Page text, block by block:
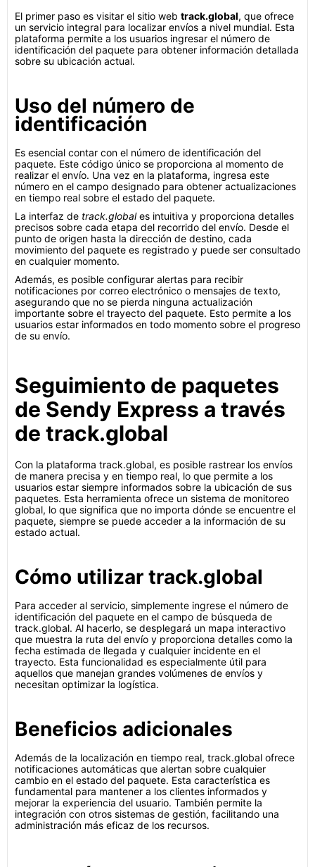
El primer paso es visitar el sitio web track.global, que ofrece
un servicio integral para localizar envíos a nivel mundial. Esta
plataforma permite a los usuarios ingresar el número de
identificación del paquete para obtener información detallada
sobre su ubicación actual.
Uso del número de
identificación
Es esencial contar con el número de identificación del
paquete. Este código único se proporciona al momento de
realizar el envío. Una vez en la plataforma, ingresa este
número en el campo designado para obtener actualizaciones
en tiempo real sobre el estado del paquete.
La interfaz de track.globales intuitiva y proporciona detalles
precisos sobre cada etapa del recorrido del envío. Desde el
punto de origen hasta la dirección de destino, cada
movimiento del paquete es registrado y puede ser consultado
en cualquier momento.
Además, es posible configurar alertas para recibir
notificaciones por correo electrónico o mensajes de texto,
asegurando que no se pierda ninguna actualización
importante sobre el trayecto del paquete. Esto permite a los
usuarios estar informados en todo momento sobre el progreso
de su envío.
Seguimiento de paquetes
de Sendy Express a través
de track.global
Con la plataforma track.global, es posible rastrear los envíos
de manera precisa y en tiempo real, lo que permite a los
usuarios estar siempre informados sobre la ubicación de sus
paquetes. Esta herramienta ofrece un sistema de monitoreo
global, lo que significa que no importa dónde se encuentre el
paquete, siempre se puede acceder a la información de su
estado actual.
Cómo utilizar track.global
Para acceder al servicio, simplemente ingrese el número de
identificación del paquete en el campo de búsqueda de
track.global. Al hacerlo, se desplegará un mapa interactivo
que muestra la ruta del envío y proporciona detalles como la
fecha estimada de llegada y cualquier incidente en el
trayecto. Esta funcionalidad es especialmente útil para
aquellos que manejan grandes volúmenes de envíos y
necesitan optimizar la logística.
Beneficios adicionales
Además de la localización en tiempo real, track.global ofrece
notificaciones automáticas que alertan sobre cualquier
cambio en el estado del paquete. Esta característica es
fundamental para mantener a los clientes informados y
mejorar la experiencia del usuario. También permite la
integración con otros sistemas de gestión, facilitando una
administración más eficaz de los recursos.